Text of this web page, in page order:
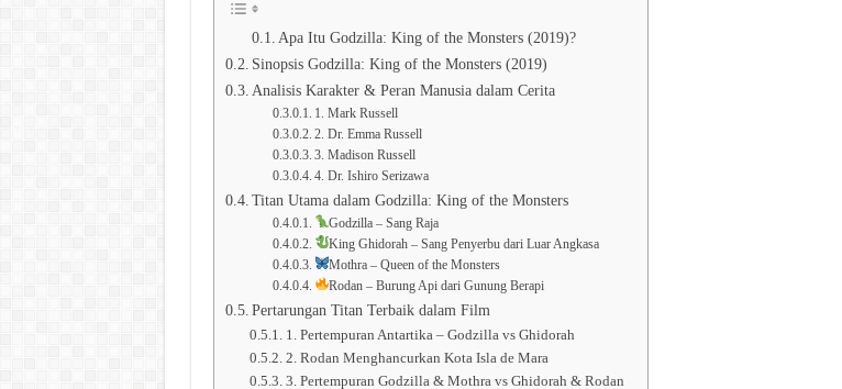
Apa Itu Godzilla: King of the Monsters (2019)?
Sinopsis Godzilla: King of the Monsters (2019)
Analisis Karakter & Peran Manusia dalam Cerita
1. Mark Russell
2. Dr. Emma Russell
3. Madison Russell
4. Dr. Ishiro Serizawa
Titan Utama dalam Godzilla: King of the Monsters
Godzilla – Sang Raja
King Ghidorah – Sang Penyerbu dari Luar Angkasa
Mothra – Queen of the Monsters
Rodan – Burung Api dari Gunung Berapi
Pertarungan Titan Terbaik dalam Film
1. Pertempuran Antartika – Godzilla vs Ghidorah
2. Rodan Menghancurkan Kota Isla de Mara
3. Pertempuran Godzilla & Mothra vs Ghidorah & Rodan